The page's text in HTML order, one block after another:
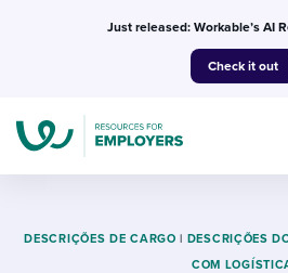
Just released: Workable’s AI
Check it out
DESCRIÇÕES DE CARGO | DESCRIÇÕES
COM